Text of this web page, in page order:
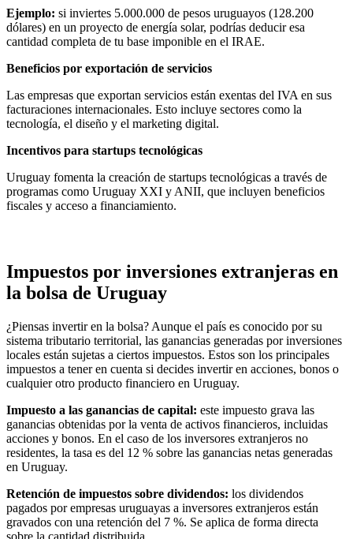
Ejemplo: si inviertes 5.000.000 de pesos uruguayos (128.200
dólares) en un proyecto de energía solar, podrías deducir esa
cantidad completa de tu base imponible en el IRAE.
Beneficios por exportación de servicios
Las empresas que exportan servicios están exentas del IVA en sus
facturaciones internacionales. Esto incluye sectores como la
tecnología, el diseño y el marketing digital.
Incentivos para startups tecnológicas
Uruguay fomenta la creación de startups tecnológicas a través de
programas como Uruguay XXI y ANII, que incluyen beneficios
fiscales y acceso a financiamiento.
Impuestos por inversiones extranjeras en
la bolsa de Uruguay
¿Piensas invertir en la bolsa? Aunque el país es conocido por su
sistema tributario territorial, las ganancias generadas por inversiones
locales están sujetas a ciertos impuestos. Estos son los principales
impuestos a tener en cuenta si decides invertir en acciones, bonos o
cualquier otro producto financiero en Uruguay.
Impuesto a las ganancias de capital: este impuesto grava las
ganancias obtenidas por la venta de activos financieros, incluidas
acciones y bonos. En el caso de los inversores extranjeros no
residentes, la tasa es del 12 % sobre las ganancias netas generadas
en Uruguay.
Retención de impuestos sobre dividendos: los dividendos
pagados por empresas uruguayas a inversores extranjeros están
gravados con una retención del 7 %. Se aplica de forma directa
sobre la cantidad distribuida.